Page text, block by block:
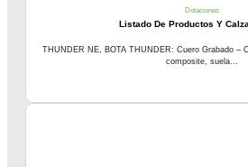
Dotaciones
Listado De Productos Y
THUNDER NE, BOTA THUNDER: Cuero Grabado –
composite, suela...